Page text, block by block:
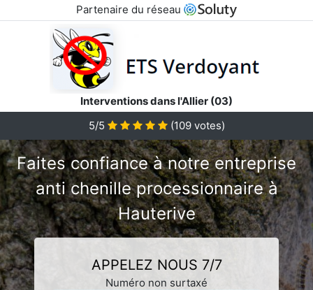
Partenaire du réseau
Interventions dans l'Allier (03)
5/5
(109votes)
Faites confiance à notre entreprise
anti chenille processionnaire à
Hauterive
APPELEZ NOUS 7/7
Numéro non surtaxé